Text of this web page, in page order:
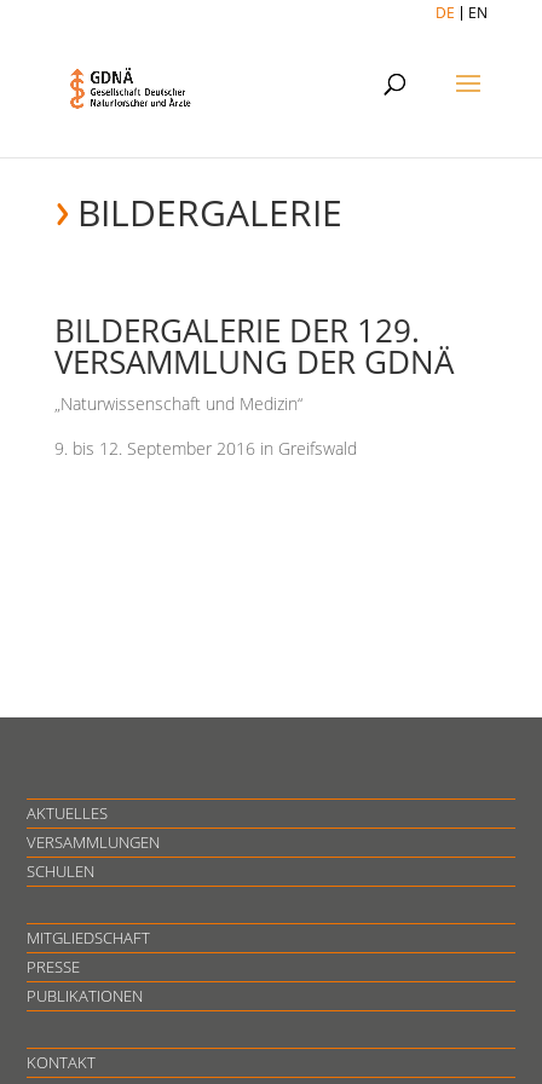
DE EN
BILDERGALERIE
BILDERGALERIE DER 129.
VERSAMMLUNG DER GDNÄ
„Naturwissenschaft und Medizin“
9. bis 12. September 2016 in Greifswald
AKTUELLES
VERSAMMLUNGEN
SCHULEN
MITGLIEDSCHAFT
PRESSE
PUBLIKATIONEN
KONTAKT